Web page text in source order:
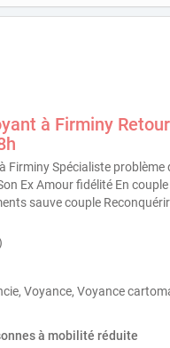
à Firminy Retour
Firminy Spécialiste problème
Ex Amour fidélité En
sauve couple
Voyance, Voyance
à mobilité réduite